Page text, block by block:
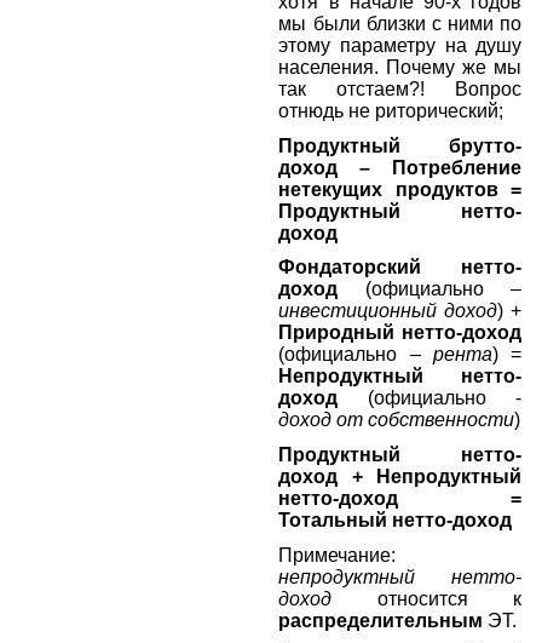
мы были близки с ними по
этому параметру на душу
населения. Почему же мы
так отстаем?! Вопрос
отнюдь не риторический;
Продуктный брутто-
доход – Потребление
нетекущих продуктов =
Продуктный нетто-
доход
Фондаторский нетто-
доход (официально –
инвестиционный доход) +
Природный нетто-доход
(официально –рента) =
Непродуктный нетто-
доход (официально -
доход от собственности)
Продуктный нетто-
доход + Непродуктный
нетто-доход =
Тотальный нетто-доход
Примечание:
непродуктный нетто-
доход относится к
распределительным ЭТ.